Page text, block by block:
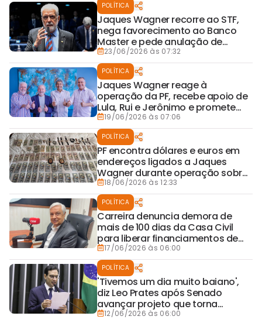
POLÍTICA
Jaques Wagner recorre ao STF,
nega favorecimento ao Banco
Master e pede anulação de
buscas da PF
23/06/2026 às 07:32
POLÍTICA
Jaques Wagner reage à
operação da PF, recebe apoio de
Lula, Rui e Jerônimo e promete
manter candidatura ao Senado
19/06/2026 às 07:06
POLÍTICA
PF encontra dólares e euros em
endereços ligados a Jaques
Wagner durante operação sobre
caso Banco Master
18/06/2026 às 12:33
POLÍTICA
Carreira denuncia demora de
mais de 100 dias da Casa Civil
para liberar financiamentos de
Salvador e cobra explicações do
governo federal
17/06/2026 às 06:00
POLÍTICA
'Tivemos um dia muito baiano',
diz Leo Prates após Senado
avançar projeto que torna
Salvador capital simbólica do
12/06/2026 às 06:00